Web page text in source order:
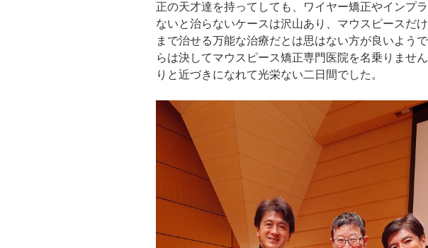
正の天才達を持ってしても、ワイヤー矯正やインプ
ないと治らないケースは沢山あり、マウスピースだ
まで治せる万能な治療だとは思はない方が良いよう
らは決してマウスピース矯正専門医院を名乗りませ
りと近づきになれて光栄ない二日間でした。